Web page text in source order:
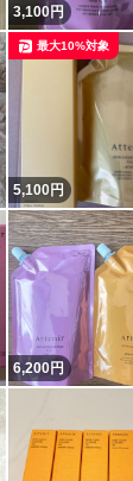
いいね！
3,100円
いいね！
5,100円
最大10%対象
いいね！
6,200円